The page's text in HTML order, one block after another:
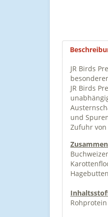
JR Birds
JR Birds
und
Zufuhr
Rohprotein